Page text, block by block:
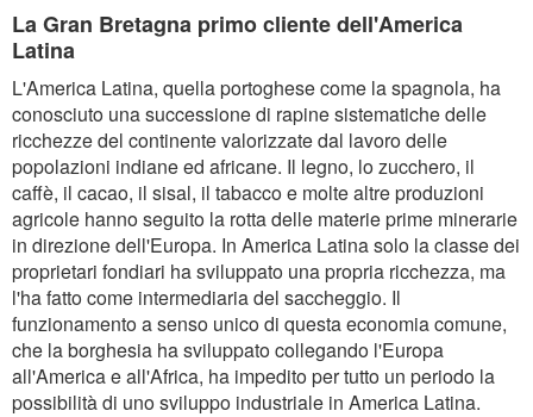
La Gran Bretagna primo cliente dell'America
Latina
L'America Latina, quella portoghese come la spagnola, ha
conosciuto una successione di rapine sistematiche delle
ricchezze del continente valorizzate dal lavoro delle
popolazioni indiane ed africane. Il legno, lo zucchero, il
caffè, il cacao, il sisal, il tabacco e molte altre produzioni
agricole hanno seguito la rotta delle materie prime minerarie
in direzione dell'Europa. In America Latina solo la classe dei
proprietari fondiari ha sviluppato una propria ricchezza, ma
l'ha fatto come intermediaria del saccheggio. Il
funzionamento a senso unico di questa economia comune,
che la borghesia ha sviluppato collegando l'Europa
all'America e all'Africa, ha impedito per tutto un periodo la
possibilità di uno sviluppo industriale in America Latina.